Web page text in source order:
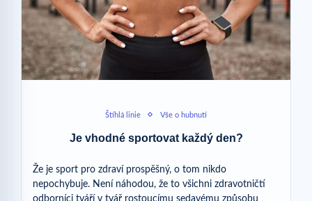
Štíhlá linie Vše o hubnutí
Je vhodné sportovat každý den?
Že je sport pro zdraví prospěšný, o tom nikdo
nepochybuje. Není náhodou, že to všichni zdravotničtí
odborníci tváří v tvář rostoucímu sedavému způsobu